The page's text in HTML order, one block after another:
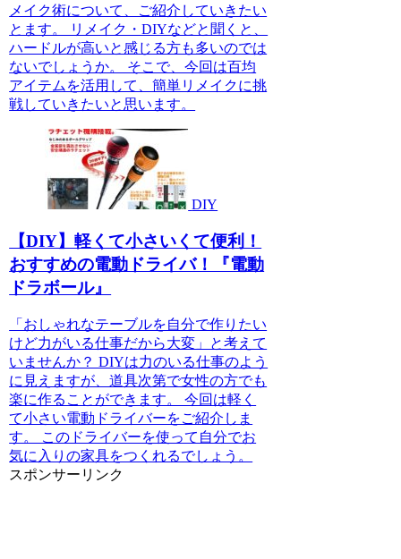
メイク術について、ご紹介していきたい
とます。 リメイク・DIYなどと聞くと、
ハードルが高いと感じる方も多いのでは
ないでしょうか。 そこで、今回は百均
アイテムを活用して、簡単リメイクに挑
戦していきたいと思います。
DIY
【DIY】軽くて小さいくて便利！
おすすめの電動ドライバ！『電動
ドラボール』
「おしゃれなテーブルを自分で作りたい
けど力がいる仕事だから大変」と考えて
いませんか？ DIYは力のいる仕事のよう
に見えますが、道具次第で女性の方でも
楽に作ることができます。 今回は軽く
て小さい電動ドライバーをご紹介しま
す。 このドライバーを使って自分でお
気に入りの家具をつくれるでしょう。
スポンサーリンク